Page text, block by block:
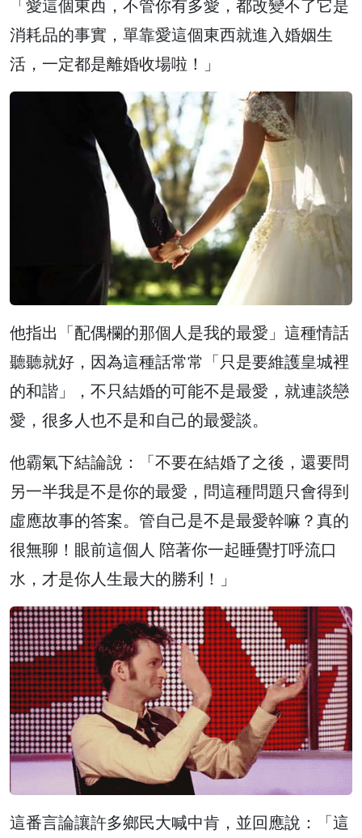
「愛這個東西，不管你有多愛，都改變不了它是
消耗品的事實，單靠愛這個東西就進入婚姻生
活，一定都是離婚收場啦！」
他指出「配偶欄的那個人是我的最愛」這種情話
聽聽就好，因為這種話常常「只是要維護皇城裡
的和諧」，不只結婚的可能不是最愛，就連談戀
愛，很多人也不是和自己的最愛談。
他霸氣下結論說：「不要在結婚了之後，還要問
另一半我是不是你的最愛，問這種問題只會得到
虛應故事的答案。管自己是不是最愛幹嘛？真的
很無聊！眼前這個人 陪著你一起睡覺打呼流口
水，才是你人生最大的勝利！」
這番言論讓許多鄉民大喊中肯，並回應說：「這